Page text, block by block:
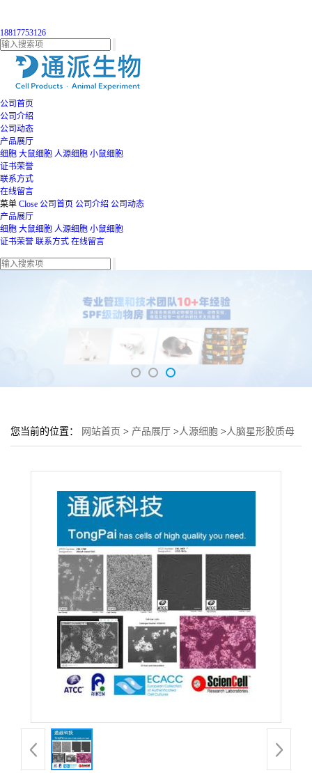
18817753126
公司首页
公司介绍
公司动态
产品展厅
细胞 大鼠细胞 人源细胞 小鼠细胞
证书荣誉
联系方式
在线留言
菜单 Close 公司首页 公司介绍 公司动态
产品展厅
细胞 大鼠细胞 人源细胞 小鼠细胞
证书荣誉 联系方式 在线留言
您当前的位置： 网站首页 > 产品展厅 >人源细胞 >人脑星形胶质母